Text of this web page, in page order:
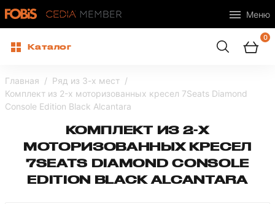
Меню
Каталог
0
Главная
Ряд из 3-х мест
Комплект из 2-x моторизованных кресел 7Seats Diamond
Console Edition Black Alcantara
КОМПЛЕКТ ИЗ 2-X
МОТОРИЗОВАННЫХ КРЕСЕЛ
7SEATS DIAMOND CONSOLE
EDITION BLACK ALCANTARA